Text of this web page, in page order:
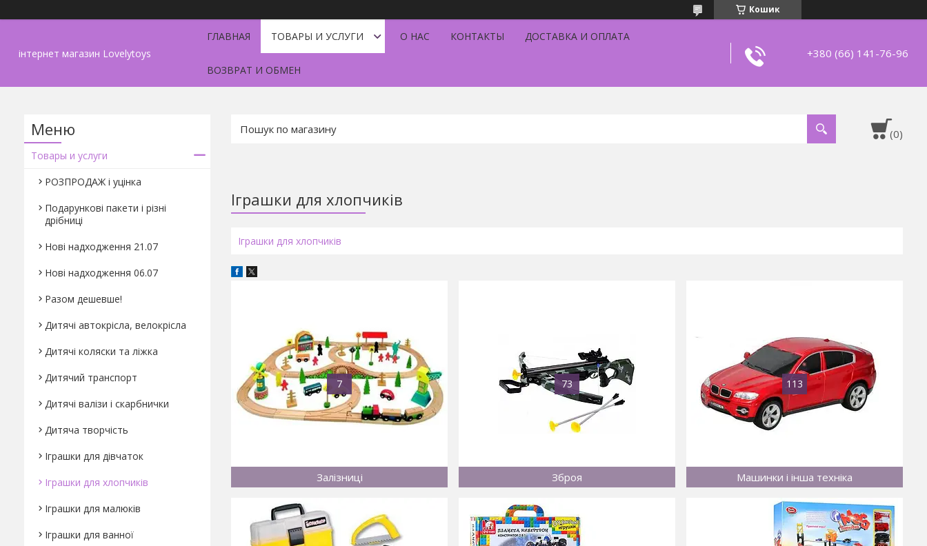
Кошик
інтернет магазин Lovelytoys
ГЛАВНАЯ ТОВАРЫ И УСЛУГИ О НАС КОНТАКТЫ ДОСТАВКА И ОПЛАТА
ВОЗВРАТ И ОБМЕН
+380 (66) 141-76-96
Іграшки для хлопчиків
Іграшки для хлопчиків
7
Залізниці
73
Зброя
113
Машинки і інша техніка
Товары и услуги
РОЗПРОДАЖ і уцінка
Подарункові пакети і різні
дрібниці
Нові надходження 21.07
Нові надходження 06.07
Разом дешевше!
Дитячі автокрісла, велокрісла
Дитячі коляски та ліжка
Дитячий транспорт
Дитячі валізи і скарбнички
Дитяча творчість
Іграшки для дівчаток
Іграшки для хлопчиків
Іграшки для малюків
Іграшки для ванної